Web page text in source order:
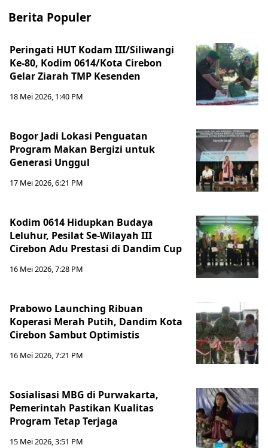
Berita Populer
Peringati HUT Kodam III/Siliwangi
Ke-80, Kodim 0614/Kota Cirebon
Gelar Ziarah TMP Kesenden
18 Mei 2026, 1:40 PM
Bogor Jadi Lokasi Penguatan
Program Makan Bergizi untuk
Generasi Unggul
17 Mei 2026, 6:21 PM
Kodim 0614 Hidupkan Budaya
Leluhur, Pesilat Se-Wilayah III
Cirebon Adu Prestasi di Dandim Cup
16 Mei 2026, 7:28 PM
Prabowo Launching Ribuan
Koperasi Merah Putih, Dandim Kota
Cirebon Sambut Optimistis
16 Mei 2026, 7:21 PM
Sosialisasi MBG di Purwakarta,
Pemerintah Pastikan Kualitas
Program Tetap Terjaga
15 Mei 2026, 3:51 PM